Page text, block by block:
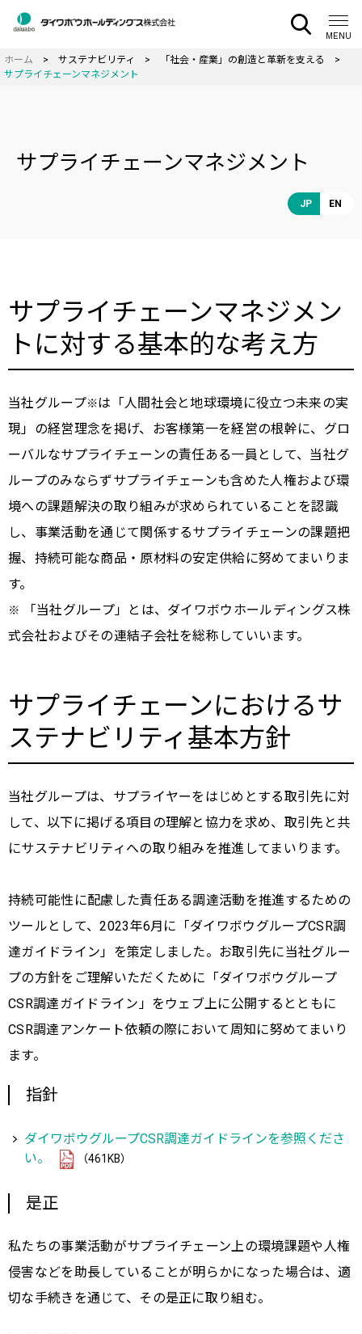
CLOSE
MENU
サステナビリティ
「社会・産業」の創造と革新を支える
サプライチェーンマネジメント
サプライチェーンマネジメント
JP EN
サプライチェーンマネジメン
トに対する基本的な考え方
当社グループ※は「人間社会と地球環境に役立つ未来の実
現」の経営理念を掲げ、お客様第一を経営の根幹に、グロ
ーバルなサプライチェーンの責任ある一員として、当社グ
ループのみならずサプライチェーンも含めた人権および環
境への課題解決の取り組みが求められていることを認識
し、事業活動を通じて関係するサプライチェーンの課題把
握、持続可能な商品・原材料の安定供給に努めてまいりま
す。
※
「当社グループ」とは、ダイワボウホールディングス株
式会社およびその連結子会社を総称していいます。
サプライチェーンにおけるサ
ステナビリティ基本方針
当社グループは、サプライヤーをはじめとする取引先に対
して、以下に掲げる項目の理解と協力を求め、取引先と共
にサステナビリティへの取り組みを推進してまいります。
持続可能性に配慮した責任ある調達活動を推進するための
ツールとして、2023年6月に「ダイワボウグループCSR調
達ガイドライン」を策定しました。お取引先に当社グルー
プの方針をご理解いただくために「ダイワボウグループ
CSR調達ガイドライン」をウェブ上に公開するとともに
CSR調達アンケート依頼の際において周知に努めてまいり
ます。
指針
ダイワボウグループCSR調達ガイドラインを参照くださ
い。
（461KB）
是正
私たちの事業活動がサプライチェーン上の環境課題や人権
侵害などを助長していることが明らかになった場合は、適
切な手続きを通じて、その是正に取り組む。